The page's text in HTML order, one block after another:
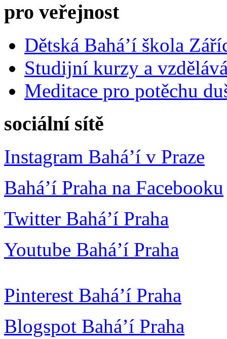
pro veřejnost
Dětská Bahá’í škola
Studijní kurzy a
Meditace pro potěchu
sociální sítě
Instagram Bahá’í v Praze
Bahá’í Praha na Facebooku
Twitter Bahá’í Praha
Youtube Bahá’í Praha
Pinterest Bahá’í Praha
Blogspot Bahá’í Praha